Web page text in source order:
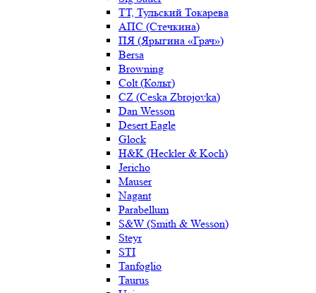
ТТ, Тульский Токарева
АПС (Стечкина)
ПЯ (Ярыгина «Грач»)
Bersa
Browning
Colt (Кольт)
CZ (Ceska Zbrojovka)
Dan Wesson
Desert Eagle
Glock
H&K (Heckler & Koch)
Jericho
Mauser
Nagant
Parabellum
S&W (Smith & Wesson)
Steyr
STI
Tanfoglio
Taurus